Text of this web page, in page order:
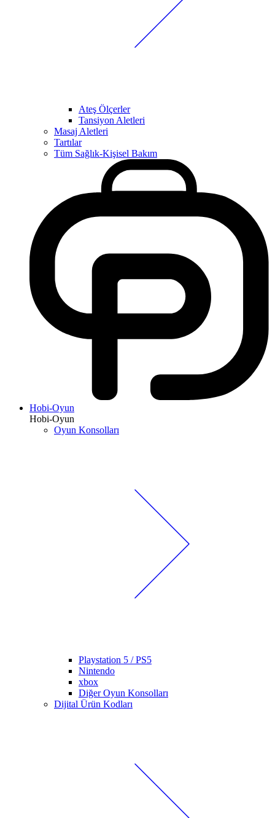
Ateş Ölçerler
Tansiyon Aletleri
Masaj Aletleri
Tartılar
Tüm Sağlık-Kişisel Bakım
Hobi-Oyun
Hobi-Oyun
Oyun Konsolları
Playstation 5 / PS5
Nintendo
xbox
Diğer Oyun Konsolları
Dijital Ürün Kodları